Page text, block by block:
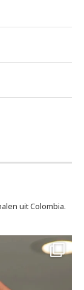
uit Colombia.